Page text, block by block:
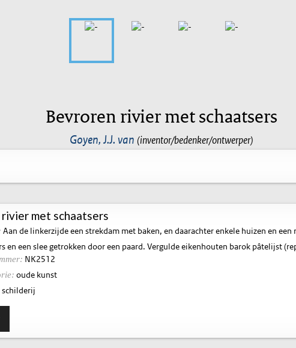
Bevroren rivier met schaatsers
Goyen, J.J. van (inventor/bedenker/ontwerper)
met schaatsers
Aan de linkerzijde een strekdam met baken, en daarachter enkele huizen en
en een slee getrokken door een paard. Vergulde eikenhouten barok pâtelijst
NK2512
oude kunst
schilderij